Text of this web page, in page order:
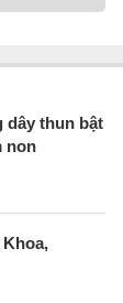
dây thun bật
non